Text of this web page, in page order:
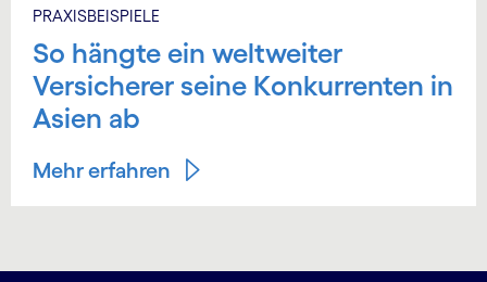
PRAXISBEISPIELE
So hängte ein weltweiter
Versicherer seine Konkurrenten in
Asien ab
Mehr erfahren